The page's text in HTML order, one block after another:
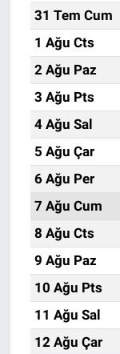
31 Tem Cum
1 Ağu Cts
2 Ağu Paz
3 Ağu Pts
4 Ağu Sal
5 Ağu Çar
6 Ağu Per
7 Ağu Cum
8 Ağu Cts
9 Ağu Paz
10 Ağu Pts
11 Ağu Sal
12 Ağu Çar